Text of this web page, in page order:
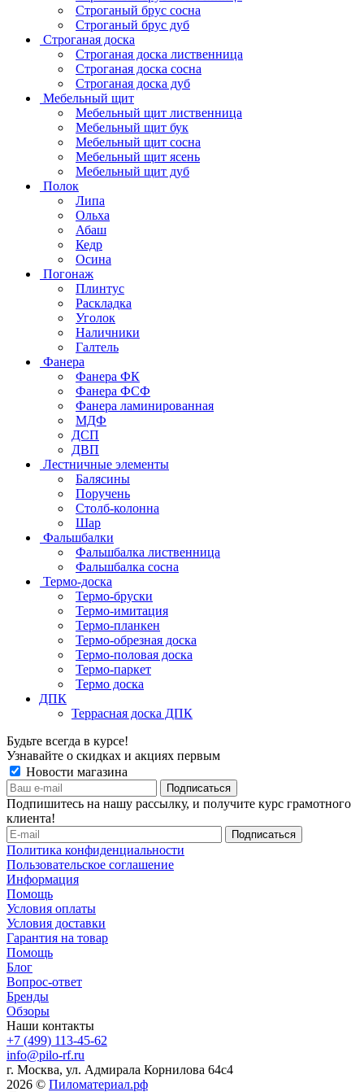
Строганый брус сосна
Строганый брус дуб
Строганая доска
Строганая доска лиственница
Строганая доска сосна
Строганая доска дуб
Мебельный щит
Мебельный щит лиственница
Мебельный щит бук
Мебельный щит сосна
Мебельный щит ясень
Мебельный щит дуб
Полок
Липа
Ольха
Абаш
Кедр
Осина
Погонаж
Плинтус
Раскладка
Уголок
Наличники
Галтель
Фанера
Фанера ФК
Фанера ФСФ
Фанера ламинированная
МДФ
ДСП
ДВП
Лестничные элементы
Балясины
Поручень
Столб-колонна
Шар
Фальшбалки
Фальшбалка лиственница
Фальшбалка сосна
Термо-доска
Термо-бруски
Термо-имитация
Термо-планкен
Термо-обрезная доска
Термо-половая доска
Термо-паркет
Термо доска
ДПК
Террасная доска ДПК
Будьте всегда в курсе!
Узнавайте о скидках и акциях первым
Новости магазина
Подпишитесь на нашу рассылку, и получите курс грамотного
клиента!
Политика конфиденциальности
Пользовательское соглашение
Информация
Помощь
Условия оплаты
Условия доставки
Гарантия на товар
Помощь
Блог
Вопрос-ответ
Бренды
Обзоры
Наши контакты
+7 (499) 113-45-62
info@pilo-rf.ru
г. Москва, ул. Адмирала Корнилова 64с4
2026 © Пиломатериал.рф